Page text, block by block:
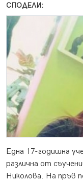
СПОДЕЛИ:
Една 17-годишна
различна от
Николова. На пръв